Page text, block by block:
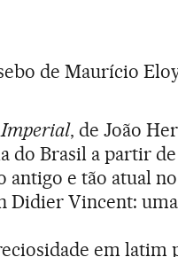
de Maurício
, de João
do Brasil a partir de
antigo e tão atual
Didier Vincent:
em latim